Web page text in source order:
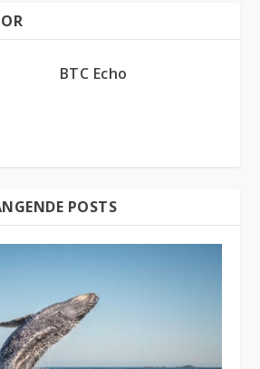
BTC Echo
POSTS